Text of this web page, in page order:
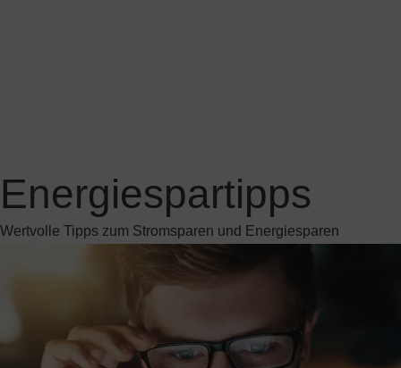
Wertvolle Tipps zum Stromsparen und Energiesparen